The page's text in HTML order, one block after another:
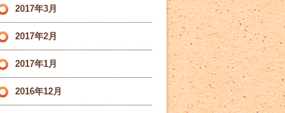
2017年3月
2017年2月
2017年1月
2016年12月